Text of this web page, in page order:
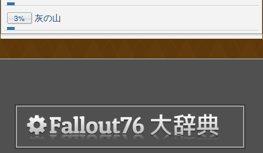
3% 灰の山